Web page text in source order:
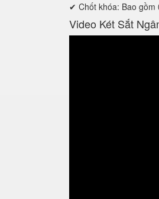
✔ Chốt khóa: Bao gồm
Video Két Sắt